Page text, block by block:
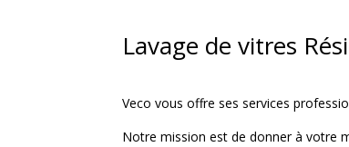
Lavage de vitres
Veco vous offre ses services
Notre mission est de donner à votre